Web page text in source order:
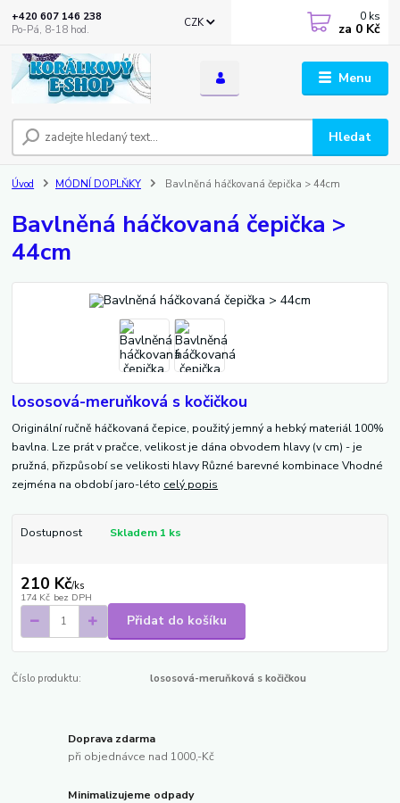
Menu
CZK
Hledat
+420 607 146 238
Po-Pá, 8-18 hod.
0 ks
za 0 Kč
Úvod MÓDNÍ DOPLŇKY Bavlněná háčkovaná čepička > 44cm
Bavlněná háčkovaná čepička >
44cm
lososová-meruňková s kočičkou
Originální ručně háčkovaná čepice, použitý jemný a hebký materiál 100%
bavlna. Lze prát v pračce, velikost je dána obvodem hlavy (v cm) - je
pružná, přizpůsobí se velikosti hlavy Různé barevné kombinace Vhodné
zejména na období jaro-léto celý popis
Dostupnost Skladem 1 ks
210 Kč/ks
174 Kč bez DPH
Přidat do košíku
Číslo produktu: lososová-meruňková s kočičkou
Doprava zdarma
při objednávce nad 1000,-Kč
Minimalizujeme odpady